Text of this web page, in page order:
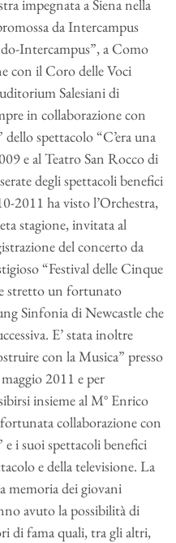
impegnata a Siena nella
da Intercampus
Intercampus”, a Como
con il Coro delle Voci
Salesiani di
in collaborazione con
spettacolo “C’era una
e al Teatro San Rocco di
degli spettacoli benefici
2011 ha visto l’Orchestra,
stagione, invitata al
del concerto da
“Festival delle Cinque
stretto un fortunato
Sinfonia di Newcastle che
E’ stata inoltre
con la Musica” presso
2011 e per
insieme al M° Enrico
collaborazione con
e i suoi spettacoli benefici
e della televisione. La
memoria dei giovani
avuto la possibilità di
di fama quali, tra gli altri,